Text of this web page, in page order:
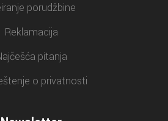
porudžbine
Reklamacija
pitanja
o privatnosti